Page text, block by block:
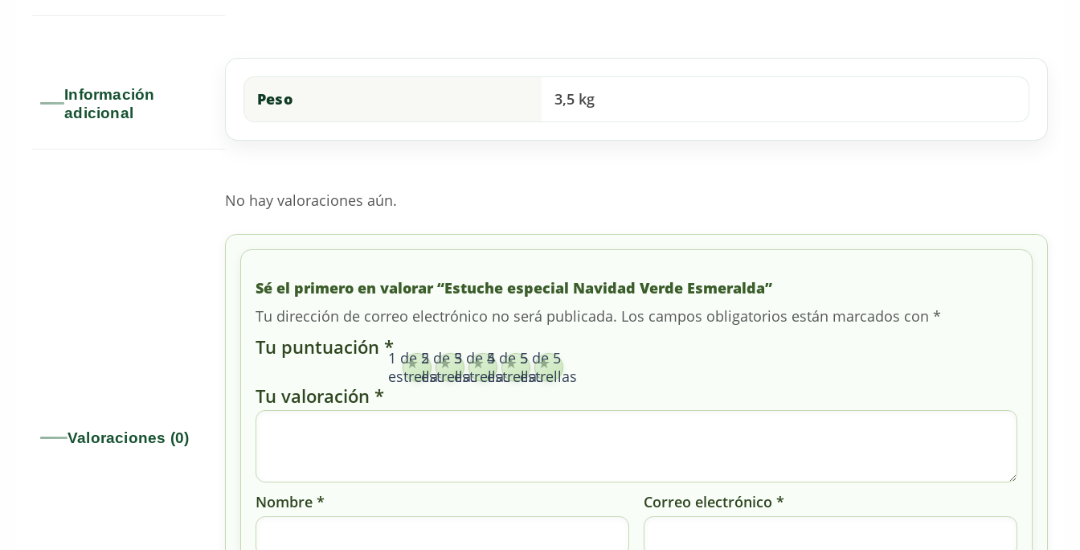
Información
adicional
Peso 3,5 kg
Valoraciones (0)
No hay valoraciones aún.
Sé el primero en valorar “Estuche especial Navidad Verde Esmeralda”
Tu dirección de correo electrónico no será publicada. Los campos obligatorios están marcados con *
Tu puntuación *1 de 5
estrellas
2 de 5
estrellas
3 de 5
estrellas
4 de 5
estrellas
5 de 5
estrellas
Tu valoración *
Nombre * Correo electrónico*